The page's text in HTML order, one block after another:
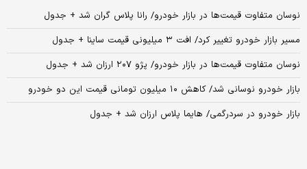
نوسان متفاوت قیمت‌ها در بازار خودرو/ رانا پلاس گران شد + جدول
مسیر بازار خودرو تغییر کرد/ افت ۳ میلیونی قیمت ساینا + جدول
نوسان متفاوت قیمت‌ها در بازار خودرو/ پژو ۲۰۷ ارزان شد + جدول
بازار خودرو نوسانی شد/ کاهش ۱۰ میلیون تومانی قیمت این دو خودرو
بازار خودرو در سردرگمی/ هایما پلاس ارزان شد + جدول